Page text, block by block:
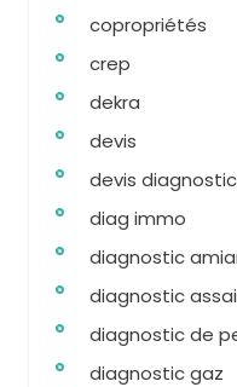
copropriétés
crep
dekra
devis
devis
diag immo
diagnostic
diagnostic
diagnostic de
diagnostic gaz